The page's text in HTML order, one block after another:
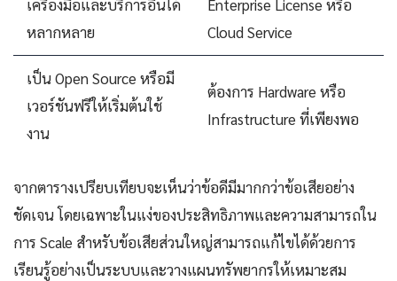
เครื่องมือและบริการอื่นได้
หลากหลาย
Enterprise License หรือ
Cloud Service
เป็น Open Source หรือมี
เวอร์ชันฟรีให้เริ่มต้นใช้
งาน
ต้องการ Hardware หรือ
Infrastructure ที่เพียงพอ
จากตารางเปรียบเทียบจะเห็นว่าข้อดีมีมากกว่าข้อเสียอย่าง
ชัดเจน โดยเฉพาะในแง่ของประสิทธิภาพและความสามารถใน
การ Scale สำหรับข้อเสียส่วนใหญ่สามารถแก้ไขได้ด้วยการ
เรียนรู้อย่างเป็นระบบและวางแผนทรัพยากรให้เหมาะสม